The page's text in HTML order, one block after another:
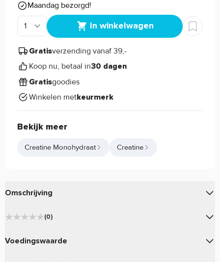
Maandag bezorgd!
In winkelwagen
Gratisverzending vanaf 39,-
Koop nu, betaal in30 dagen
Gratisgoodies
Winkelen metkeurmerk
Bekijk meer
Creatine Monohydraat Creatine
Omschrijving
Capsules die creatine makkelijk maken – zonder scheppen,
(0)
★★★★★
Voedingswaarde